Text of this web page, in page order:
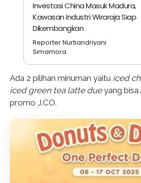
Investasi China Masuk Madura,
Kawasan Industri Wiraraja Siap
Dikembangkan
Reporter Nurtiandriyani
Simamora
Ada 2 pilihan minuman yaitu iced
iced green tea latte dueyang bisa
promo J.CO.